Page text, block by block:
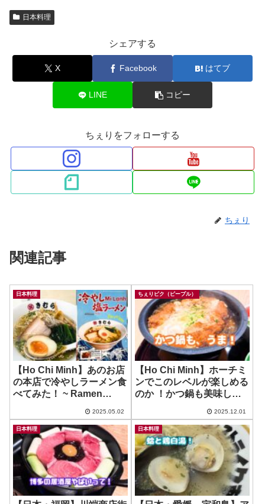
日本料理
シェアする
X Facebook はてブ
LINE コピー
ちぇりをフォローする
ちぇり
関連記事
日本料理
【Ho Chi Minh】あのお店
の本店で冷やしラーメン食
べてみた！ ~ Ramen
2025.05.02
ちぇりピク（ピープル）
【Ho Chi Minh】ホーチミ
ンでこのレベルが楽しめる
のか ！かつ鍋も美味しか
2025.12.01
日本料理 日本料理